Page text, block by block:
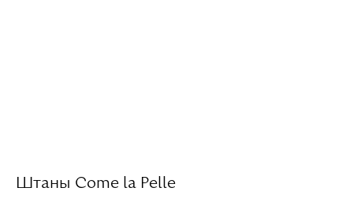
Штаны Come la Pelle